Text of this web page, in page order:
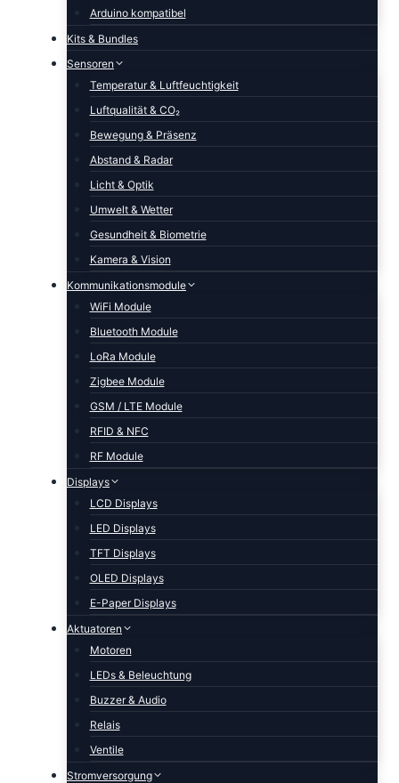
Arduino kompatibel
Kits & Bundles
Sensoren
Temperatur & Luftfeuchtigkeit
Luftqualität & CO₂
Bewegung & Präsenz
Abstand & Radar
Licht & Optik
Umwelt & Wetter
Gesundheit & Biometrie
Kamera & Vision
Kommunikationsmodule
WiFi Module
Bluetooth Module
LoRa Module
Zigbee Module
GSM / LTE Module
RFID & NFC
RF Module
Displays
LCD Displays
LED Displays
TFT Displays
OLED Displays
E-Paper Displays
Aktuatoren
Motoren
LEDs & Beleuchtung
Buzzer & Audio
Relais
Ventile
Stromversorgung